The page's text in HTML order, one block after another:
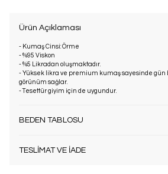
Ürün Açıklaması
- Kumaş Cinsi: Örme
- %95 Viskon
- %5 Likradan oluşmaktadır.
- Yüksek likra ve premium kumaş sayesinde gün
görünüm sağlar.
- Tesettür giyim için de uygundur.
BEDEN TABLOSU
TESLİMAT VE İADE